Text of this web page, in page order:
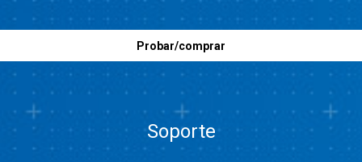
Probar/comprar
Soporte